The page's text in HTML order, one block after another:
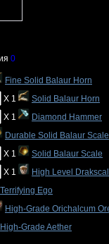
0
Fine Solid Balaur Horn
X 1
Solid Balaur Horn
X 1
Diamond Hammer
Durable Solid Balaur Scale
X 1
Solid Balaur Scale
X 1
High Level
Terrifying Ego
High-Grade Orichalcum
High-Grade Aether